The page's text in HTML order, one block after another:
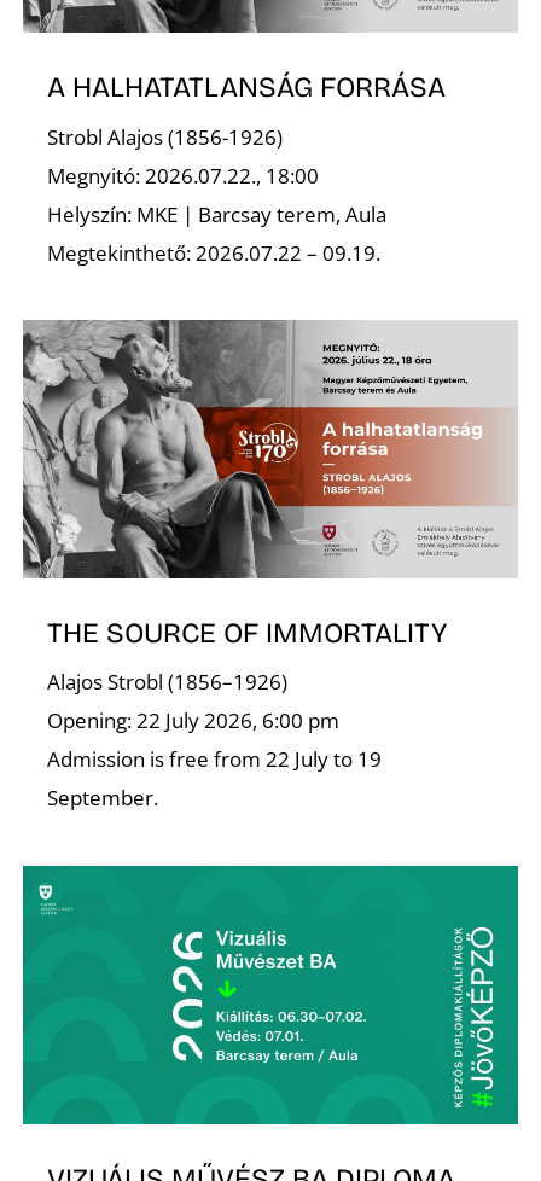
A HALHATATLANSÁG FORRÁSA
Strobl Alajos (1856-1926)
Megnyitó: 2026.07.22., 18:00
Helyszín: MKE | Barcsay terem, Aula
Megtekinthető: 2026.07.22 – 09.19.
THE SOURCE OF IMMORTALITY
Alajos Strobl (1856–1926)
Opening: 22 July 2026, 6:00 pm
Admission is free from 22 July to 19
September.